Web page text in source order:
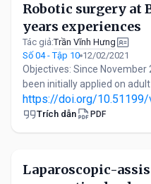
Robotic surgery at
years experiences
Tác giả:Trần Vĩnh Hưng
Số 04 - Tập 10 12/02/2021
Objectives: Since
been initially applied on
https://doi.org/10.51199/
Trích dẫn PDF
Laparoscopic-